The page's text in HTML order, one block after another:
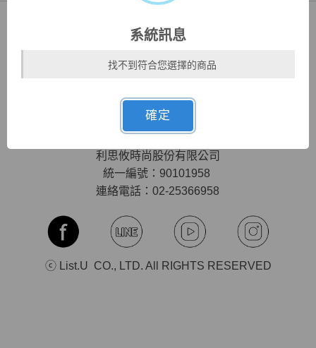
聯絡我們
UU幣說明
MON-FRI (六日&國定假日休息)
10:00-12:30 l 14:00-17:00
利思攸時尚股份有限公司
統一編號：90101958
連絡電話：02-25366958
ⓒ List.U CO., LTD. All RIGHTS RESERVED
系統訊息
找不到符合您選擇的商品
確定